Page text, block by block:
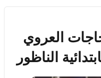
العروي
الناظور